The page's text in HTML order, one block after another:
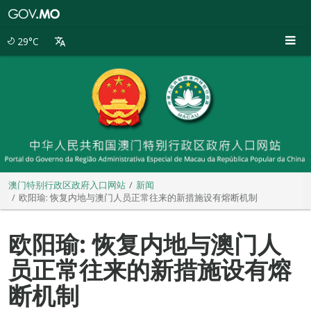
29°C
澳门特别行政区政府入口网站
新闻
欧阳瑜: 恢复内地与澳门人员正常往来的新措施设有熔断机制
欧阳瑜: 恢复内地与澳门人
员正常往来的新措施设有熔
断机制